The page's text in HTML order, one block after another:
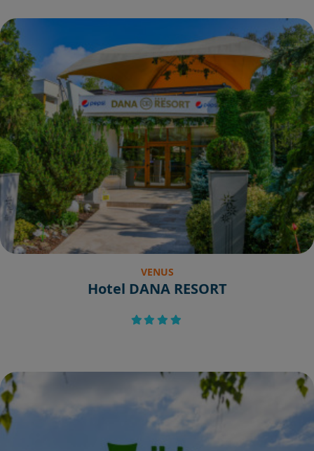
VENUS
Hotel DANA RESORT